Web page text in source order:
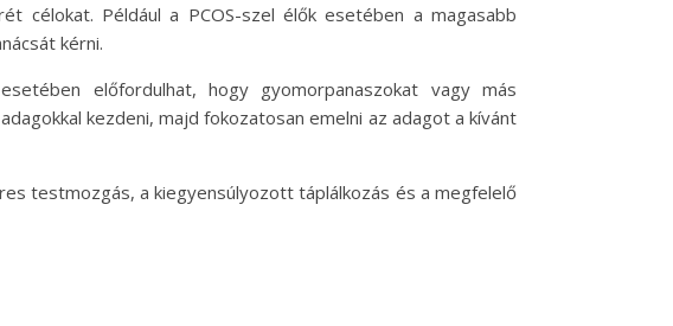
célokat. Például a PCOS-szel élők esetében a magasabb
kérni.
előfordulhat, hogy gyomorpanaszokat vagy más
kezdeni, majd fokozatosan emelni az adagot a kívánt
testmozgás, a kiegyensúlyozott táplálkozás és a megfelelő